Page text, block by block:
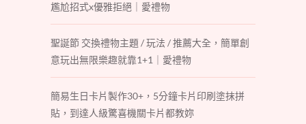
尷尬招式x優雅拒絕｜愛禮物
聖誕節 交換禮物主題 / 玩法 / 推薦大全，簡單創
意玩出無限樂趣就靠1+1｜愛禮物
簡易生日卡片製作30+，5分鐘卡片印刷塗抹拼
貼，到達人級驚喜機關卡片都教妳